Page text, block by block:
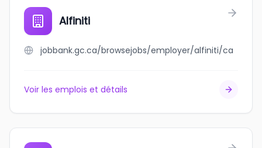
Alfiniti
jobbank.gc.ca/browsejobs/employer/alfiniti/ca
Voir les emplois et détails